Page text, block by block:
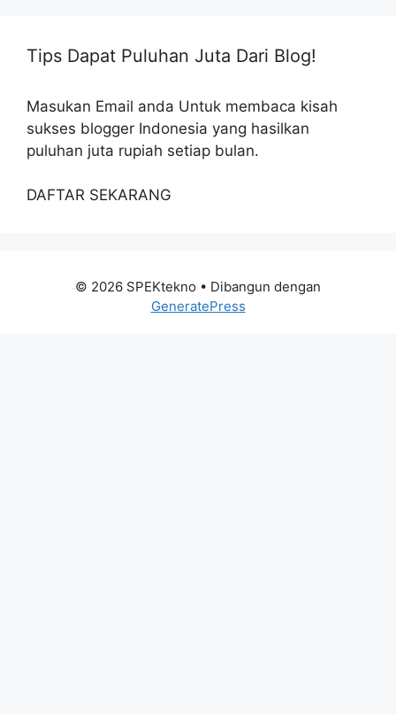
Tips Dapat Puluhan Juta Dari Blog!
Masukan Email anda Untuk membaca kisah
sukses blogger Indonesia yang hasilkan
puluhan juta rupiah setiap bulan.
DAFTAR SEKARANG
© 2026 SPEKtekno • Dibangun dengan
GeneratePress